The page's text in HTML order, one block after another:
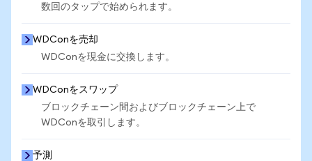
数回のタップで始められます。
WDConを売却
WDConを現金に交換します。
WDConをスワップ
ブロックチェーン間およびブロックチェーン上で
WDConを取引します。
予測